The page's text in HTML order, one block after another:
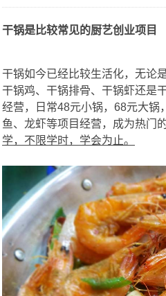
干锅是比较常见的厨艺创业项目
干锅如今已经比较生活化，无论
干锅鸡、干锅排骨、干锅虾还是
经营，日常48元小锅，68元大锅
鱼、龙虾等项目经营，成为热门
学，不限学时，学会为止。